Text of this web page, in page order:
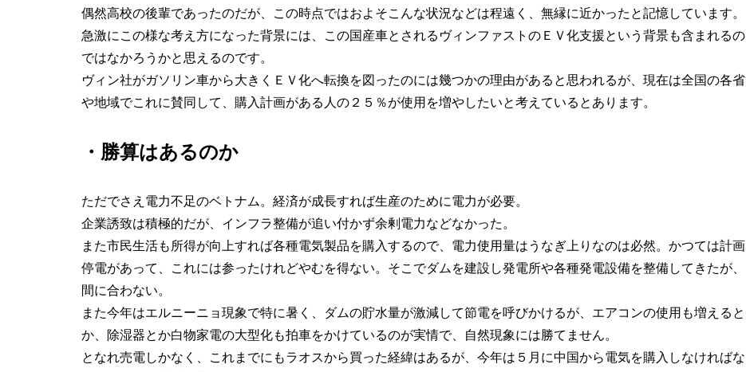
偶然高校の後輩であったのだが、この時点ではおよそこんな状況などは程遠く、無縁に近かったと記憶しています。
急激にこの様な考え方になった背景には、この国産車とされるヴィンファストのＥＶ化支援という背景も含まれるの
ではなかろうかと思えるのです。
ヴィン社がガソリン車から大きくＥＶ化へ転換を図ったのには幾つかの理由があると思われるが、現在は全国の各省
や地域でこれに賛同して、購入計画がある人の２５％が使用を増やしたいと考えているとあります。
・勝算はあるのか
ただでさえ電力不足のベトナム。経済が成長すれば生産のために電力が必要。
企業誘致は積極的だが、インフラ整備が追い付かず余剰電力などなかった。
また市民生活も所得が向上すれば各種電気製品を購入するので、電力使用量はうなぎ上りなのは必然。かつては計画
停電があって、これには参ったけれどやむを得ない。そこでダムを建設し発電所や各種発電設備を整備してきたが、
間に合わない。
また今年はエルニーニョ現象で特に暑く、ダムの貯水量が激減して節電を呼びかけるが、エアコンの使用も増えると
か、除湿器とか白物家電の大型化も拍車をかけているのが実情で、自然現象には勝てません。
となれ売電しかなく、これまでにもラオスから買った経緯はあるが、今年は５月に中国から電気を購入しなければな